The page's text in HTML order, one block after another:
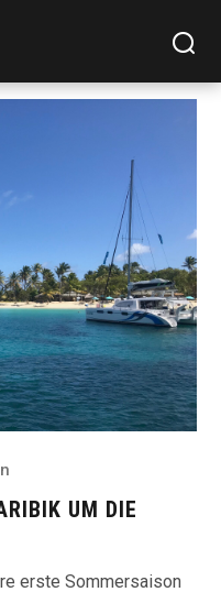
UM DIE
erste Sommersaison